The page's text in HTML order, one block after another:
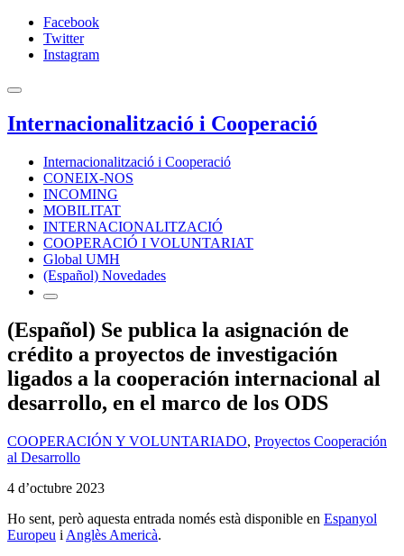
Facebook
Twitter
Instagram
Internacionalització i Cooperació
Internacionalització i Cooperació
CONEIX-NOS
INCOMING
MOBILITAT
INTERNACIONALITZACIÓ
COOPERACIÓ I VOLUNTARIAT
Global UMH
(Español) Novedades
(Español) Se publica la asignación de
crédito a proyectos de investigación
ligados a la cooperación internacional al
desarrollo, en el marco de los ODS
COOPERACIÓN Y VOLUNTARIADO, Proyectos Cooperación
al Desarrollo
4 d’octubre 2023
Ho sent, però aquesta entrada només està disponible en Espanyol
Europeu i Anglès Americà.